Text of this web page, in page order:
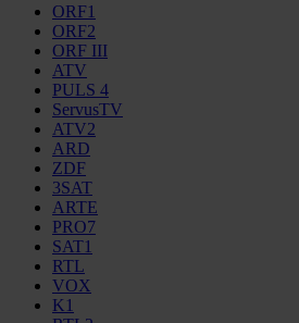
ORF1
ORF2
ORF III
ATV
PULS 4
ServusTV
ATV2
ARD
ZDF
3SAT
ARTE
PRO7
SAT1
RTL
VOX
K1